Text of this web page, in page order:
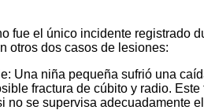
fue el único incidente registrado
otros dos casos de lesiones:
Una niña pequeña sufrió una
fractura de cúbito y radio.
no se supervisa adecuadamente